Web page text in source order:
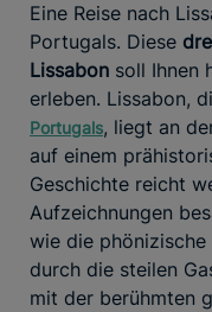
Eine Reise nach
Portugals. Diese
Lissabon soll Ihnen
erleben. Lissabon,
Portugals, liegt an
auf einem
Geschichte reicht
Aufzeichnungen
wie die
durch die steilen
mit der berühmten